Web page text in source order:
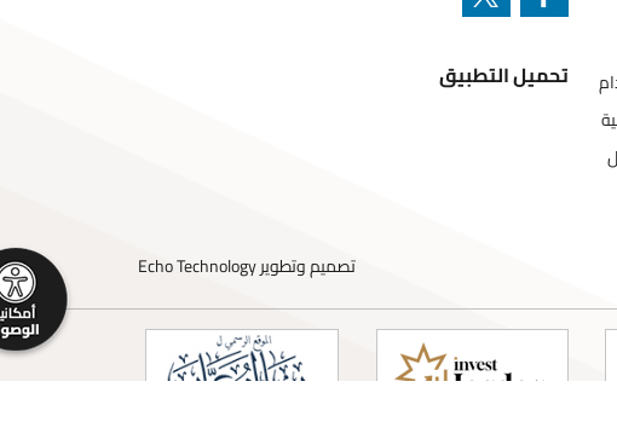
التطبيق
تصميم وتطويرEcho Technology